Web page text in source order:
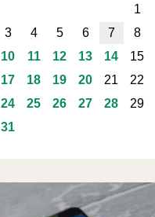
1
3
4 5 6 7 8
10
11 12 13 14 15
17
18 19 20 21 22
24
25 26 27 28 29
31